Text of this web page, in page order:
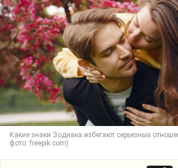
Какие знаки Зодиака избегают серьезных
фото: freepik.com)